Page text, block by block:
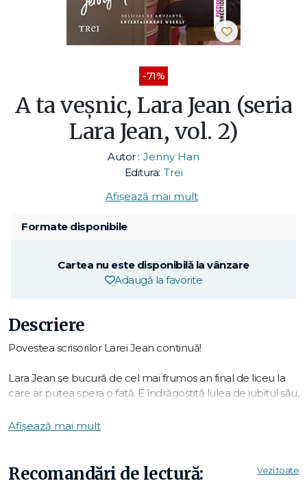
-71%
A ta veșnic, Lara Jean (seria
Lara Jean, vol. 2)
Autor : Jenny Han
Editura: Trei
Afișează mai mult
Formate disponibile
Cartea nu este disponibilă la vânzare
Adaugă la favorite
Descriere
Povestea scrisorilor Larei Jean continuă!
Lara Jean se bucură de cel mai frumos an final de liceu la
care ar putea spera o fată. E îndrăgostită lulea de iubitul său,
doamna Rothschild; iar Margot, sora sa, vine acasă pe
se distrează și lucrează de zor la planificarea nunții tatălui
său, nu poate trece cu vederea deciziile de viață
Afișează mai mult
Recomandări de lectură: Vezi toate